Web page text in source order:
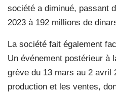
société a diminué, passant
2023 à 192 millions de
La société fait également
Un événement postérieur à
grève du 13 mars au 2 avril
production et les ventes,